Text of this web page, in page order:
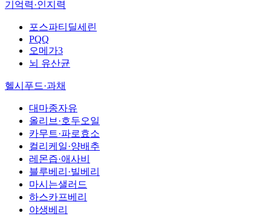
기억력·인지력
포스파티딜세린
PQQ
오메가3
뇌 유산균
헬시푸드·과채
대마종자유
올리브·호두오일
카무트·파로효소
컬리케일·양배추
레몬즙·애사비
블루베리·빌베리
마시는샐러드
하스카프베리
야생베리